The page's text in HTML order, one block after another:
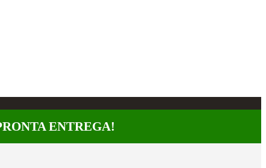
ENTREGA!